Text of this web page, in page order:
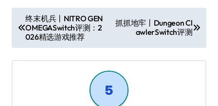
章
导
航
终末机兵丨NITRO GEN
OMEGASwitch评测：2
026精选游戏推荐
抓抓地牢丨Dungeon Cl
awlerSwitch评测